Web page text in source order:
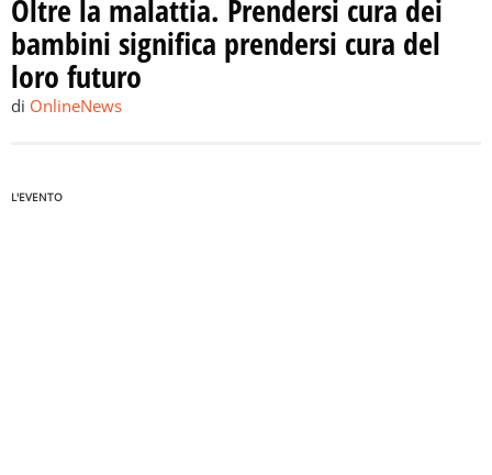
Oltre la malattia. Prendersi cura dei
bambini significa prendersi cura del
loro futuro
di OnlineNews
L'EVENTO